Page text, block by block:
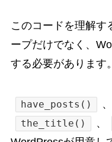
このコードを理解す
ープだけでなく、
する必要があります。
have_posts() 、
the_title() 、